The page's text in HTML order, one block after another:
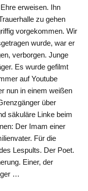
erweisen. Ihn
zu gehen
vorgekommen. Wir
wurde, war er
verborgen. Junge
Es wurde gefilmt
auf Youtube
nun in einem weißen
über
säkuläre Linke beim
Der Imam einer
Für die
Lespults. Der Poet.
Einer, der
…